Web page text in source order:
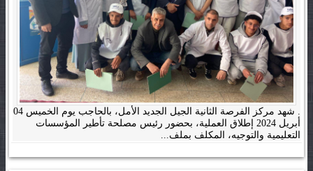
. شهد مركز الفرصة الثانية الجيل الجديد الأمل، بالحاجب يوم الخميس 04
أبريل 2024 إطلاق العملية، بحضور رئيس مصلحة تأطير المؤسسات
التعليمية والتوجيه، المكلف بملف...